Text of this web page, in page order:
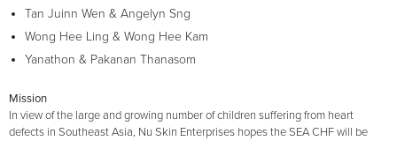
Tan Juinn Wen & Angelyn Sng
Wong Hee Ling & Wong Hee Kam
Yanathon & Pakanan Thanasom
Mission
In view of the large and growing number of children suffering from heart
defects in Southeast Asia, Nu Skin Enterprises hopes the SEA CHF will be